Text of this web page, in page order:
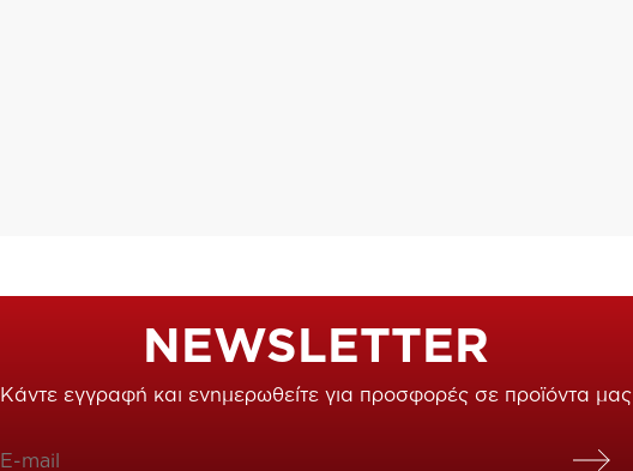
NEWSLETTER
Κάντε εγγραφή και ενημερωθείτε για προσφορές σε προϊόντα μας